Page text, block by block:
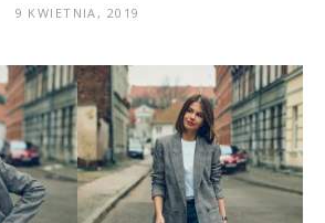
9 KWIETNIA, 2019